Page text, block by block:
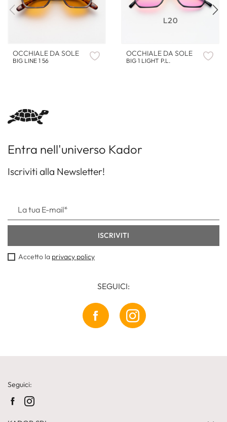
OCCHIALE DA SOLE
BIG LINE 1 56
OCCHIALE DA SOLE
BIG 1 LIGHT P.L.
Entra nell'universo Kador
Iscriviti alla Newsletter!
Accetto la privacy policy
SEGUICI:
Seguici: